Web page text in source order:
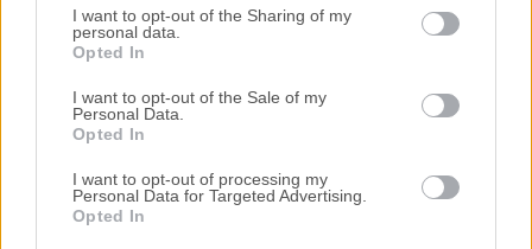
I want to opt-out of the Sharing of my
personal data.
Opted In
I want to opt-out of the Sale of my
Personal Data.
Opted In
I want to opt-out of processing my
Personal Data for Targeted Advertising.
Opted In